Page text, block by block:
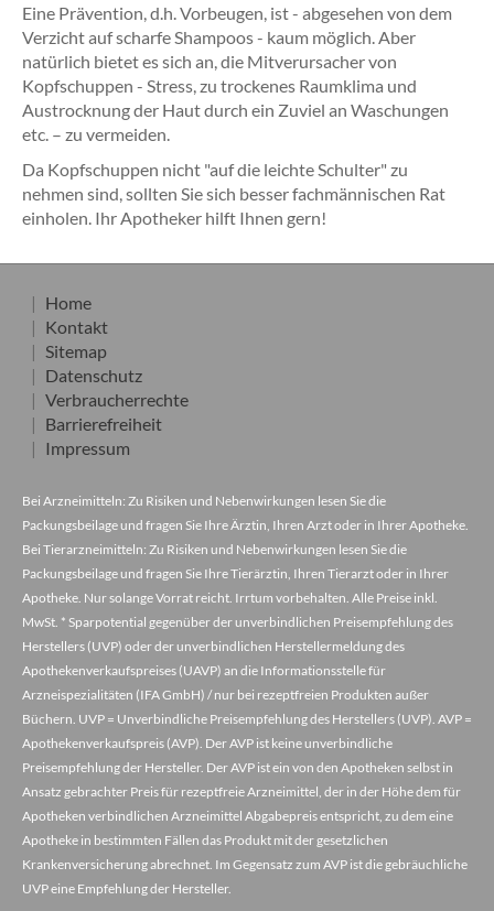
Eine Prävention, d.h. Vorbeugen, ist - abgesehen von dem
Verzicht auf scharfe Shampoos - kaum möglich. Aber
natürlich bietet es sich an, die Mitverursacher von
Kopfschuppen - Stress, zu trockenes Raumklima und
Austrocknung der Haut durch ein Zuviel an Waschungen
etc. – zu vermeiden.
Da Kopfschuppen nicht "auf die leichte Schulter" zu
nehmen sind, sollten Sie sich besser fachmännischen Rat
einholen. Ihr Apotheker hilft Ihnen gern!
Home
Kontakt
Sitemap
Datenschutz
Verbraucherrechte
Barrierefreiheit
Impressum
Bei Arzneimitteln: Zu Risiken und Nebenwirkungen lesen Sie die
Packungsbeilage und fragen Sie Ihre Ärztin, Ihren Arzt oder in Ihrer Apotheke.
Bei Tierarzneimitteln: Zu Risiken und Nebenwirkungen lesen Sie die
Packungsbeilage und fragen Sie Ihre Tierärztin, Ihren Tierarzt oder in Ihrer
Apotheke. Nur solange Vorrat reicht. Irrtum vorbehalten. Alle Preise inkl.
MwSt. * Sparpotential gegenüber der unverbindlichen Preisempfehlung des
Herstellers (UVP) oder der unverbindlichen Herstellermeldung des
Apothekenverkaufspreises (UAVP) an die Informationsstelle für
Arzneispezialitäten (IFA GmbH) / nur bei rezeptfreien Produkten außer
Büchern. UVP = Unverbindliche Preisempfehlung des Herstellers (UVP). AVP =
Apothekenverkaufspreis (AVP). Der AVP ist keine unverbindliche
Preisempfehlung der Hersteller. Der AVP ist ein von den Apotheken selbst in
Ansatz gebrachter Preis für rezeptfreie Arzneimittel, der in der Höhe dem für
Apotheken verbindlichen Arzneimittel Abgabepreis entspricht, zu dem eine
Apotheke in bestimmten Fällen das Produkt mit der gesetzlichen
Krankenversicherung abrechnet. Im Gegensatz zum AVP ist die gebräuchliche
UVP eine Empfehlung der Hersteller.